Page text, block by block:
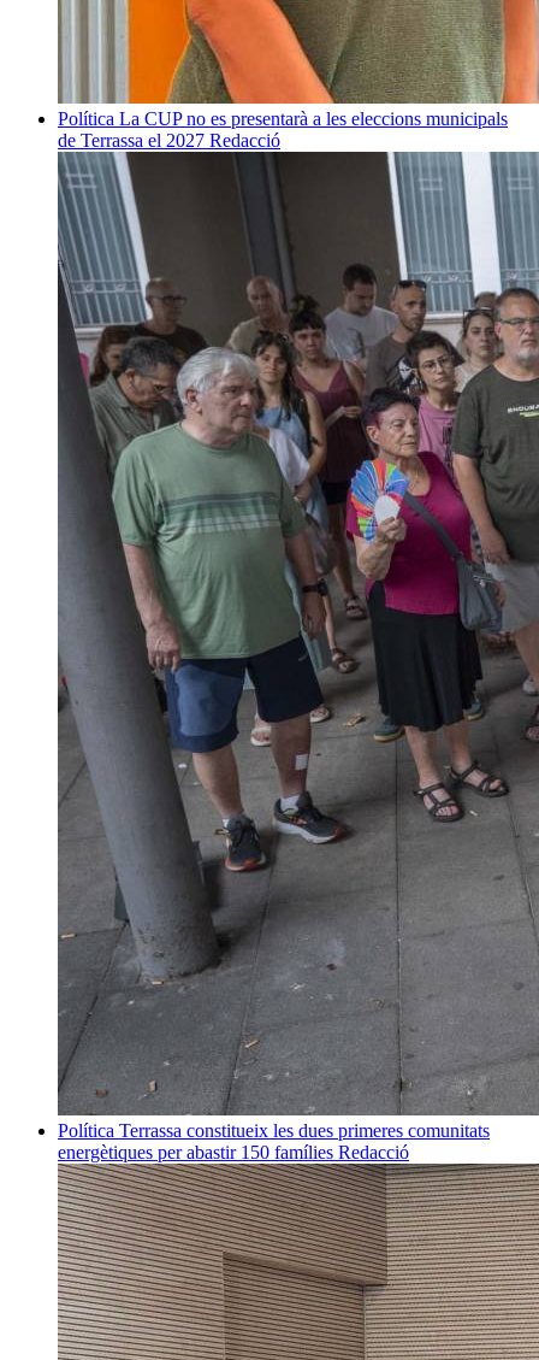
Política La CUP no es presentarà a les eleccions municipals
de Terrassa el 2027 Redacció
Política Terrassa constitueix les dues primeres comunitats
energètiques per abastir 150 famílies Redacció